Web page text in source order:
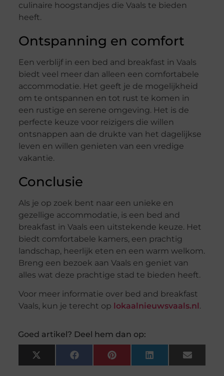
culinaire hoogstandjes die Vaals te bieden
heeft.
Ontspanning en comfort
Een verblijf in een bed and breakfast in Vaals
biedt veel meer dan alleen een comfortabele
accommodatie. Het geeft je de mogelijkheid
om te ontspannen en tot rust te komen in
een rustige en serene omgeving. Het is de
perfecte keuze voor reizigers die willen
ontsnappen aan de drukte van het dagelijkse
leven en willen genieten van een vredige
vakantie.
Conclusie
Als je op zoek bent naar een unieke en
gezellige accommodatie, is een bed and
breakfast in Vaals een uitstekende keuze. Het
biedt comfortabele kamers, een prachtig
landschap, heerlijk eten en een warm welkom.
Breng een bezoek aan Vaals en geniet van
alles wat deze prachtige stad te bieden heeft.
Voor meer informatie over bed and breakfast
Vaals, kun je terecht op lokaalnieuwsvaals.nl .
Goed artikel? Deel hem dan op:
X
(Twitter)
FacebookPinterestLinkedInEmail